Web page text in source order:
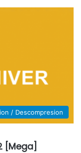
/ Descompresion
[Mega]